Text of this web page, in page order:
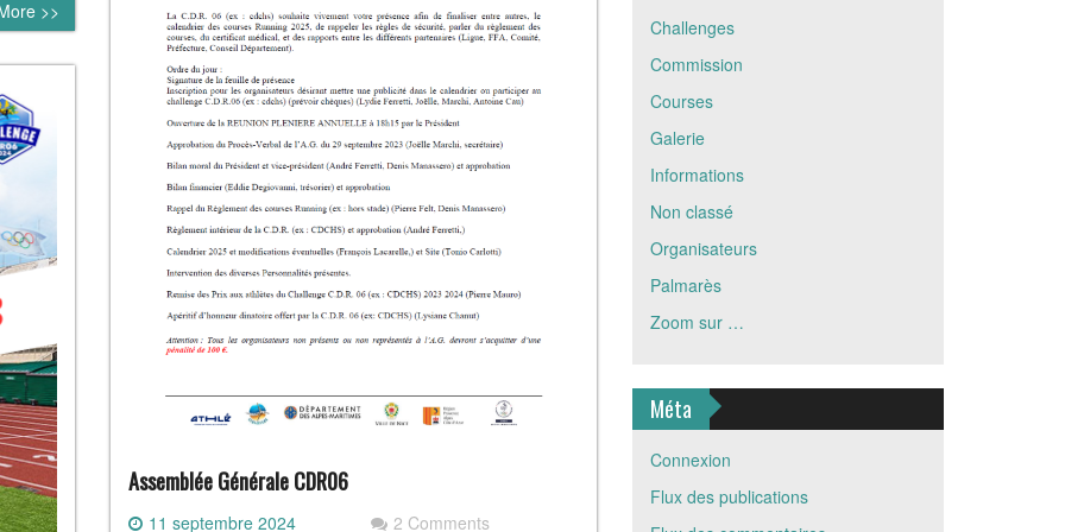
>>
Assemblée Générale CDR06
11 septembre 2024 2 Comments
Challenges
Commission
Courses
Galerie
Informations
Non classé
Organisateurs
Palmarès
Zoom sur …
Méta
Connexion
Flux des publications